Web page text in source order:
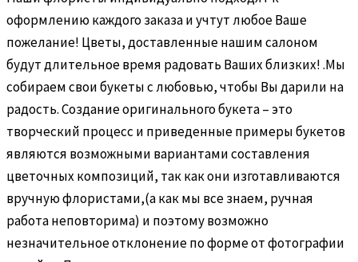
оформлению каждого заказа и учтут любое Ваше
пожелание! Цветы, доставленные нашим салоном
будут длительное время радовать Ваших близких! .Мы
собираем свои букеты с любовью, чтобы Вы дарили на
радость. Создание оригинального букета – это
творческий процесс и приведенные примеры букетов
являются возможными вариантами составления
цветочных композиций, так как они изготавливаются
вручную флористами,(а как мы все знаем, ручная
работа неповторима) и поэтому возможно
незначительное отклонение по форме от фотографии